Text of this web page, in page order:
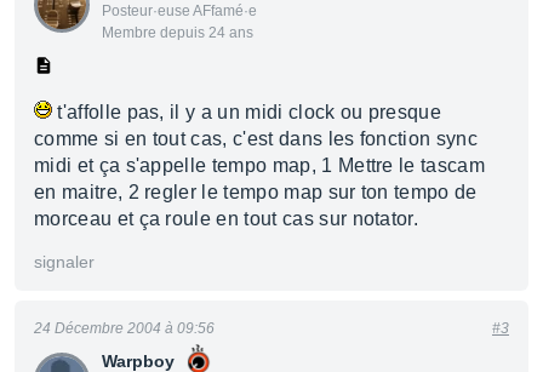
Posteur·euse AFfamé·e
Membre depuis 24 ans
t'affolle pas, il y a un midi clock ou presque
comme si en tout cas, c'est dans les fonction sync
midi et ça s'appelle tempo map, 1 Mettre le tascam
en maitre, 2 regler le tempo map sur ton tempo de
morceau et ça roule en tout cas sur notator.
signaler
Warpboy
24 Décembre 2004 à 09:56 #3